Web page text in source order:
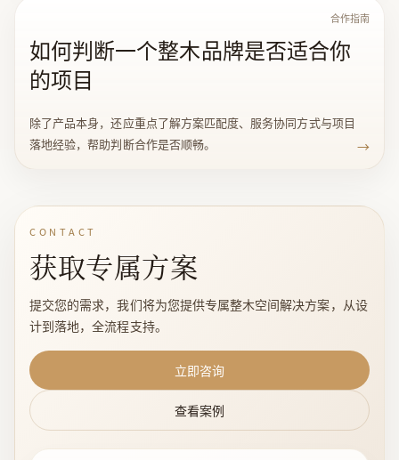
合作指南
如何判断一个整木品牌是否适合你
的项目
除了产品本身，还应重点了解方案匹配度、服务协同方式与项目
落地经验，帮助判断合作是否顺畅。
→
CONTACT
获取专属方案
提交您的需求，我们将为您提供专属整木空间解决方案，从设
计到落地，全流程支持。
立即咨询
查看案例